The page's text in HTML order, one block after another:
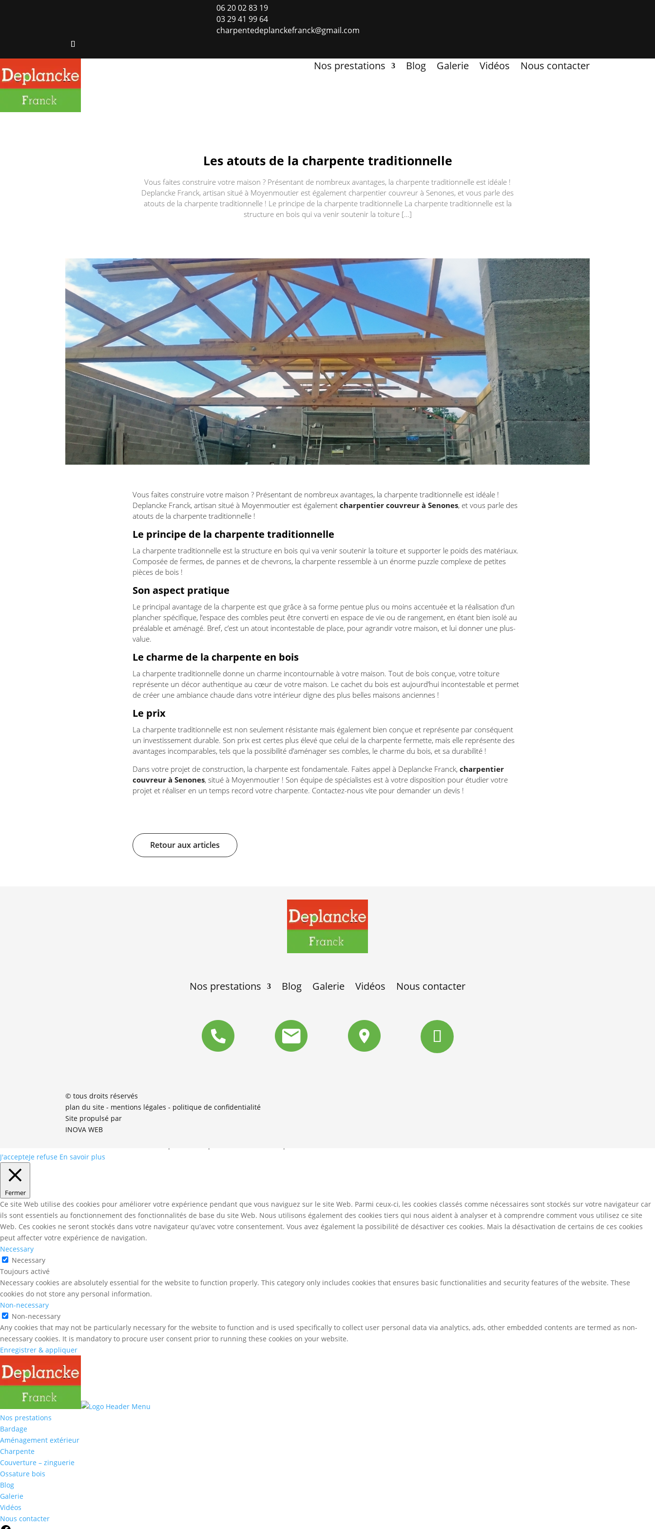
06 20 02 83 19
03 29 41 99 64
charpentedeplanckefranck@gmail.com
Nos prestations Blog Galerie Vidéos Nous contacter
Les atouts de la charpente traditionnelle
Vous faites construire votre maison ? Présentant de nombreux avantages, la charpente traditionnelle est idéale !
Deplancke Franck, artisan situé à Moyenmoutier est également charpentier couvreur à Senones, et vous parle des
atouts de la charpente traditionnelle ! Le principe de la charpente traditionnelle La charpente traditionnelle est la
structure en bois qui va venir soutenir la toiture […]
Vous faites construire votre maison ? Présentant de nombreux avantages, la charpente traditionnelle est idéale !
Deplancke Franck, artisan situé à Moyenmoutier est également charpentier couvreur à Senones, et vous parle des
atouts de la charpente traditionnelle !
Le principe de la charpente traditionnelle
La charpente traditionnelle est la structure en bois qui va venir soutenir la toiture et supporter le poids des matériaux.
Composée de fermes, de pannes et de chevrons, la charpente ressemble à un énorme puzzle complexe de petites
pièces de bois !
Son aspect pratique
Le principal avantage de la charpente est que grâce à sa forme pentue plus ou moins accentuée et la réalisation d’un
plancher spécifique, l’espace des combles peut être converti en espace de vie ou de rangement, en étant bien isolé au
préalable et aménagé. Bref, c’est un atout incontestable de place, pour agrandir votre maison, et lui donner une plus-
value.
Le charme de la charpente en bois
La charpente traditionnelle donne un charme incontournable à votre maison. Tout de bois conçue, votre toiture
représente un décor authentique au cœur de votre maison. Le cachet du bois est aujourd’hui incontestable et permet
de créer une ambiance chaude dans votre intérieur digne des plus belles maisons anciennes !
Le prix
La charpente traditionnelle est non seulement résistante mais également bien conçue et représente par conséquent
un investissement durable. Son prix est certes plus élevé que celui de la charpente fermette, mais elle représente des
avantages incomparables, tels que la possibilité d’aménager ses combles, le charme du bois, et sa durabilité !
Dans votre projet de construction, la charpente est fondamentale. Faites appel à Deplancke Franck, charpentier
couvreur à Senones, situé à Moyenmoutier ! Son équipe de spécialistes est à votre disposition pour étudier votre
projet et réaliser en un temps record votre charpente. Contactez-nous vite pour demander un devis !
Retour aux articles
Nos prestations Blog Galerie Vidéos Nous contacter
© tous droits réservés
plan du site - mentions légales- politique de confidentialité
Site propulsé par
INOVA WEB
J'accepteJe refuse En savoir plus
Fermer
Ce site Web utilise des cookies pour améliorer votre expérience pendant que vous naviguez sur le site Web. Parmi ceux-ci, les cookies classés comme nécessaires sont stockés sur votre navigateur car
ils sont essentiels au fonctionnement des fonctionnalités de base du site Web. Nous utilisons également des cookies tiers qui nous aident à analyser et à comprendre comment vous utilisez ce site
Web. Ces cookies ne seront stockés dans votre navigateur qu'avec votre consentement. Vous avez également la possibilité de désactiver ces cookies. Mais la désactivation de certains de ces cookies
peut affecter votre expérience de navigation.
Necessary
Necessary
Toujours activé
Necessary cookies are absolutely essential for the website to function properly. This category only includes cookies that ensures basic functionalities and security features of the website. These
cookies do not store any personal information.
Non-necessary
Non-necessary
Any cookies that may not be particularly necessary for the website to function and is used specifically to collect user personal data via analytics, ads, other embedded contents are termed as non-
necessary cookies. It is mandatory to procure user consent prior to running these cookies on your website.
Enregistrer & appliquer
Nos prestations
Bardage
Aménagement extérieur
Charpente
Couverture – zinguerie
Ossature bois
Blog
Galerie
Vidéos
Nous contacter